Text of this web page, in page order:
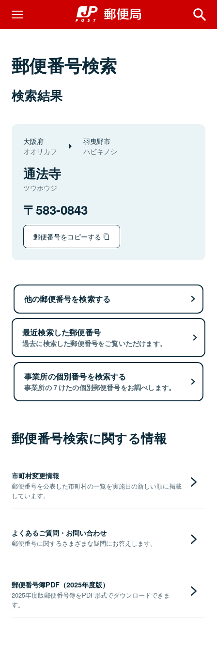
郵便番号検索
検索結果
大阪府
オオサカフ
羽曳野市
ハビキノシ
通法寺
ツウホウジ
583-0843
郵便番号をコピーする
他の郵便番号を検索する
最近検索した郵便番号
過去に検索した郵便番号をご覧いただけます。
事業所の個別番号を検索する
事業所の７けたの個別郵便番号をお調べします。
郵便番号検索に関する情報
市町村変更情報
郵便番号を公表した市町村の一覧を実施日の新しい順に掲載
しています。
よくあるご質問・お問い合わせ
郵便番号に関するさまざまな疑問にお答えします。
郵便番号簿PDF（2025年度版）
2025年度版郵便番号簿をPDF形式でダウンロードできま
す。